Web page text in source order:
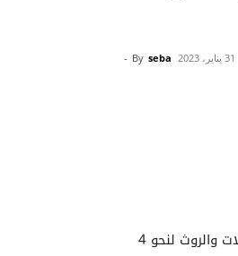
By seba
- 31 يناير، 2023
تم بيع لوحة زيتية عُثر عليها في إحدى المزارع في الولايات المتحدة بعد أن غُطّيت بالفضلات والروث لنحو 4